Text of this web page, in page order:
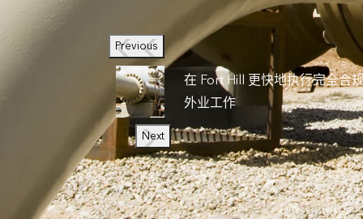
Previous
在 Fort Hill 更快地执行完全合
外业工作
Next